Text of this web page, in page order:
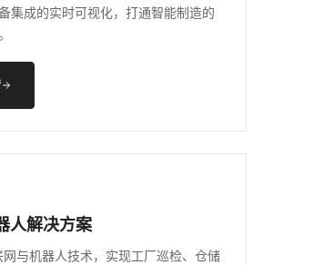
集成的实时可视化，打通智能制造的
人解决方案
与机器人技术，实现工厂巡检、仓储